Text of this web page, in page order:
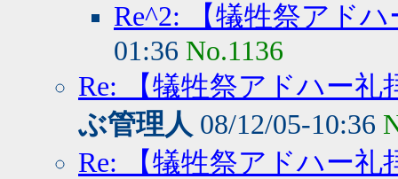
Re^2: 【犠牲祭アド
01:36 No.1136
Re: 【犠牲祭アドハー
ぶ管理人 08/12/05-10:36
Re: 【犠牲祭アドハー礼